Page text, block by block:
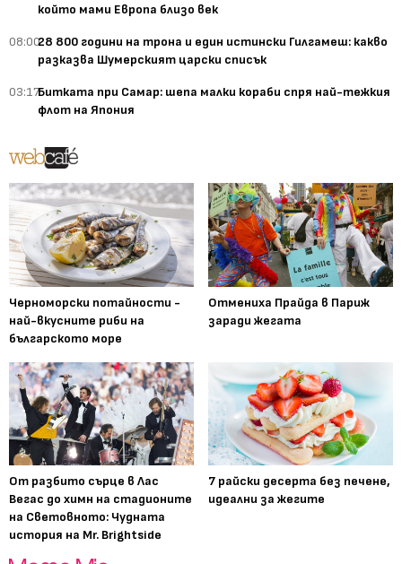
който мами Европа близо век
08:0028 800 години на трона и един истински Гилгамеш: какво
разказва Шумерският царски списък
03:17Битката при Самар: шепа малки кораби спря най-тежкия
флот на Япония
Черноморски потайности -
най-вкусните риби на
българското море
Отмениха Прайда в Париж
заради жегата
От разбито сърце в Лас
Вегас до химн на стадионите
на Световното: Чудната
история на Mr. Brightside
7 райски десерта без печене,
идеални за жегите